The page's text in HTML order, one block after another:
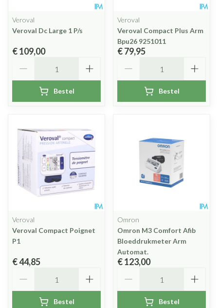
Veroval
Veroval Dc Large 1 P/s
€ 109,00
Bestel
Veroval
Veroval Compact Plus Arm
Bpu26 9251011
€ 79,95
Bestel
Veroval
Veroval Compact Poignet
P1
€ 44,85
Bestel
Omron
Omron M3 Comfort Afib
Bloeddrukmeter Arm
Automat.
€ 123,00
Bestel